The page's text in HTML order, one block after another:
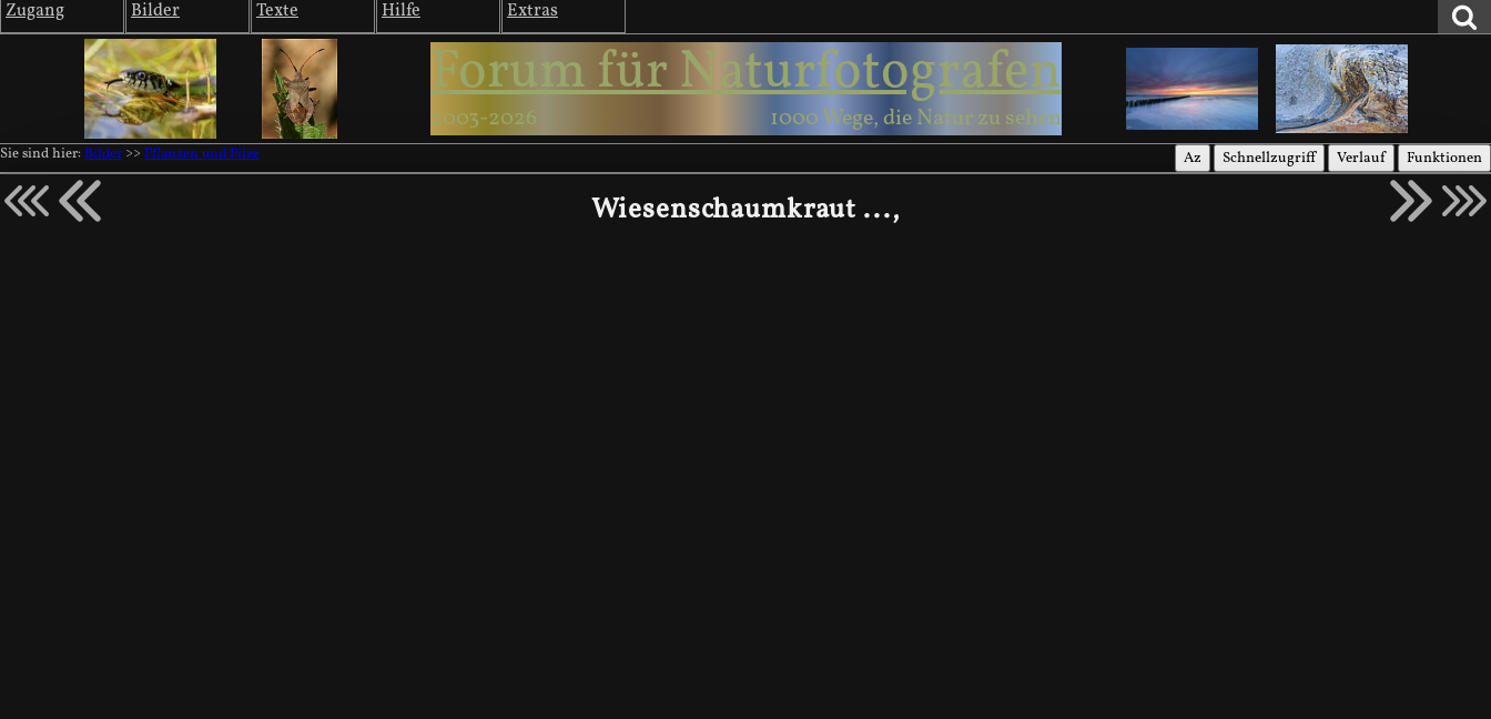
Zugang Bilder Texte Hilfe Extras
Forum für Naturfotografen
2003-2026 1000 Wege, die Natur zu sehen
Sie sind hier: Bilder >> Pflanzen und Pilze Az Schnellzugriff Verlauf Funktionen
Wiesenschaumkraut ...,